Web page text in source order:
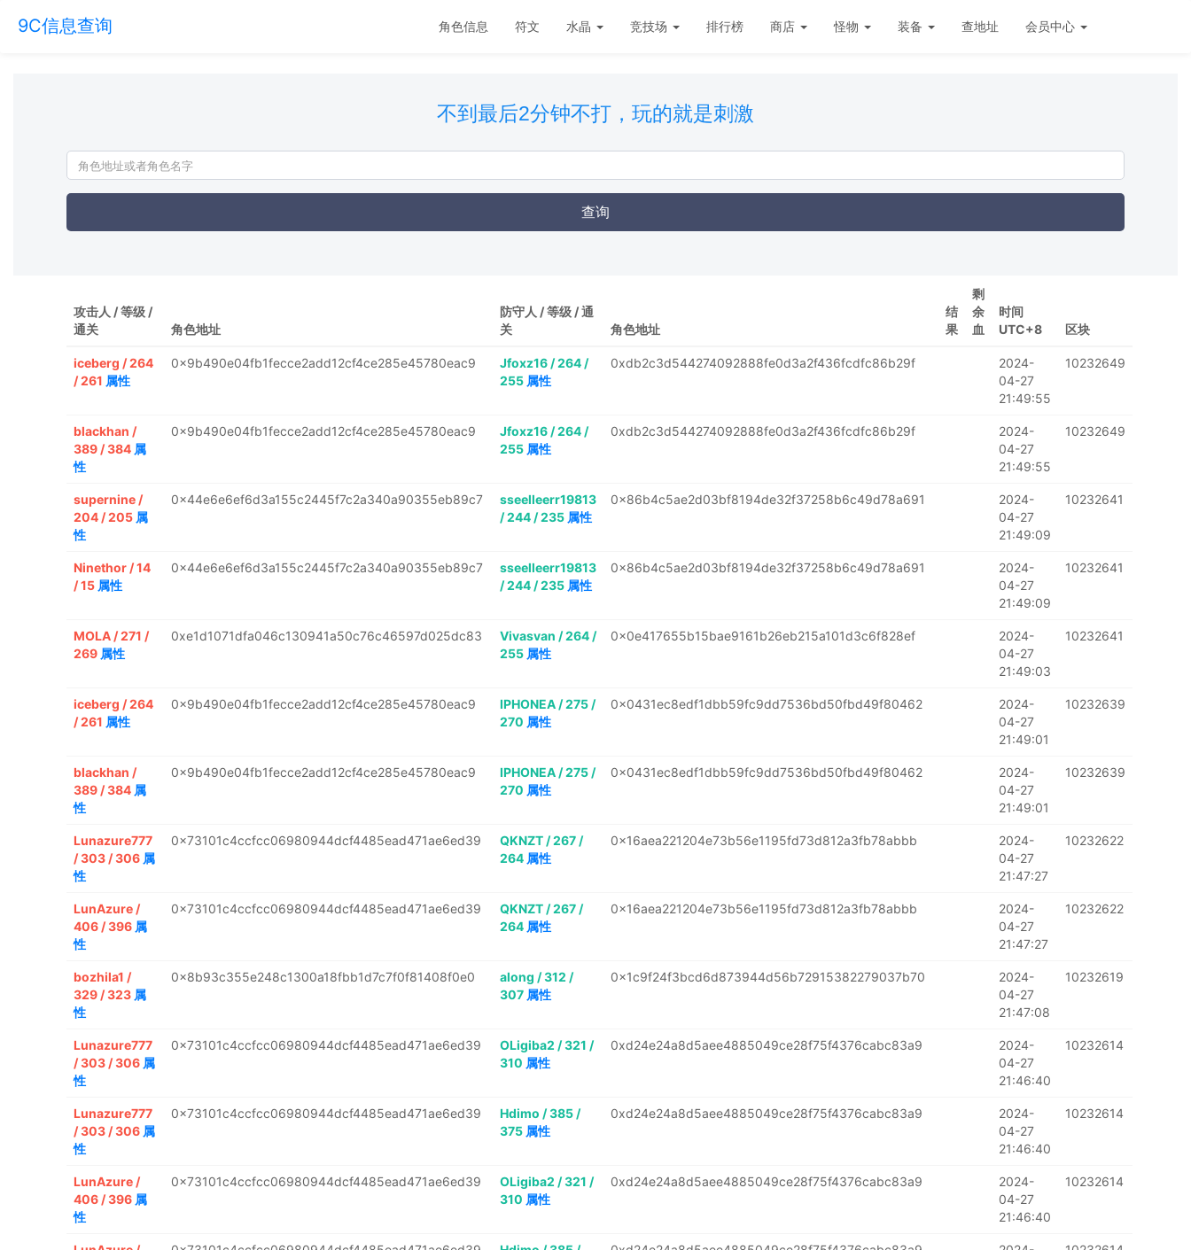
9C信息查询 角色信息 符文 水晶 竞技场 排行榜 商店 怪物 装备 查地址 会员中心
不到最后2分钟不打，玩的就是刺激
查询
攻击人 / 等级 /
通关
角色地址
防守人 / 等级 / 通
关
角色地址
结
果
剩
余
血
时间
UTC+8
区块
iceberg / 264
/ 261 属性
0x9b490e04fb1fecce2add12cf4ce285e45780eac9
Jfoxz16 / 264 /
255 属性
0xdb2c3d544274092888fe0d3a2f436fcdfc86b29f
2024-
04-27
21:49:55
10232649
blackhan /
389 / 384 属
性
0x9b490e04fb1fecce2add12cf4ce285e45780eac9
Jfoxz16 / 264 /
255 属性
0xdb2c3d544274092888fe0d3a2f436fcdfc86b29f
2024-
04-27
21:49:55
10232649
supernine /
204 / 205 属
性
0x44e6e6ef6d3a155c2445f7c2a340a90355eb89c7
sseelleerr19813
/ 244 / 235 属性
0x86b4c5ae2d03bf8194de32f37258b6c49d78a691
2024-
04-27
21:49:09
10232641
Ninethor / 14
/ 15 属性
0x44e6e6ef6d3a155c2445f7c2a340a90355eb89c7
sseelleerr19813
/ 244 / 235 属性
0x86b4c5ae2d03bf8194de32f37258b6c49d78a691
2024-
04-27
21:49:09
10232641
MOLA / 271 /
269 属性
0xe1d1071dfa046c130941a50c76c46597d025dc83
Vivasvan / 264 /
255 属性
0x0e417655b15bae9161b26eb215a101d3c6f828ef
2024-
04-27
21:49:03
10232641
iceberg / 264
/ 261 属性
0x9b490e04fb1fecce2add12cf4ce285e45780eac9
IPHONEA / 275 /
270 属性
0x0431ec8edf1dbb59fc9dd7536bd50fbd49f80462
2024-
04-27
21:49:01
10232639
blackhan /
389 / 384 属
性
0x9b490e04fb1fecce2add12cf4ce285e45780eac9
IPHONEA / 275 /
270 属性
0x0431ec8edf1dbb59fc9dd7536bd50fbd49f80462
2024-
04-27
21:49:01
10232639
Lunazure777
/ 303 / 306 属
性
0x73101c4ccfcc06980944dcf4485ead471ae6ed39
QKNZT / 267 /
264 属性
0x16aea221204e73b56e1195fd73d812a3fb78abbb
2024-
04-27
21:47:27
10232622
LunAzure /
406 / 396 属
性
0x73101c4ccfcc06980944dcf4485ead471ae6ed39
QKNZT / 267 /
264 属性
0x16aea221204e73b56e1195fd73d812a3fb78abbb
2024-
04-27
21:47:27
10232622
bozhila1 /
329 / 323 属
性
0x8b93c355e248c1300a18fbb1d7c7f0f81408f0e0
along / 312 /
307 属性
0x1c9f24f3bcd6d873944d56b72915382279037b70
2024-
04-27
21:47:08
10232619
Lunazure777
/ 303 / 306 属
性
0x73101c4ccfcc06980944dcf4485ead471ae6ed39
OLigiba2 / 321 /
310 属性
0xd24e24a8d5aee4885049ce28f75f4376cabc83a9
2024-
04-27
21:46:40
10232614
Lunazure777
/ 303 / 306 属
性
0x73101c4ccfcc06980944dcf4485ead471ae6ed39
Hdimo / 385 /
375 属性
0xd24e24a8d5aee4885049ce28f75f4376cabc83a9
2024-
04-27
21:46:40
10232614
LunAzure /
406 / 396 属
性
0x73101c4ccfcc06980944dcf4485ead471ae6ed39
OLigiba2 / 321 /
310 属性
0xd24e24a8d5aee4885049ce28f75f4376cabc83a9
2024-
04-27
21:46:40
10232614